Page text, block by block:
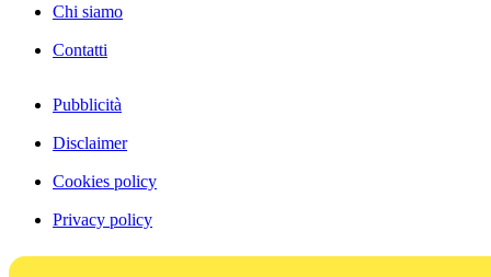
Chi siamo
Contatti
Pubblicità
Disclaimer
Cookies policy
Privacy policy